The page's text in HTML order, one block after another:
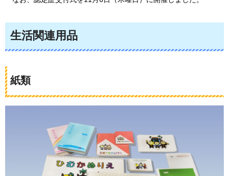
生活関連用品
紙類